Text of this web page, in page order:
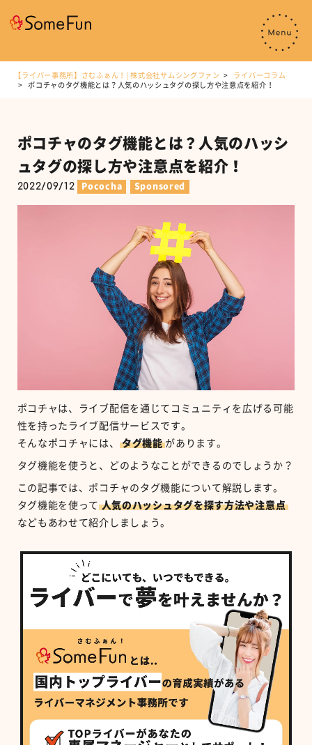
【ライバー事務所】さむふぁん！| 株式会社サムシングファン
ライバーコラム
ポコチャのタグ機能とは？人気のハッシュタグの探し方や注意点を紹介！
ポコチャのタグ機能とは？人気のハッシ
ュタグの探し方や注意点を紹介！
2022/09/12 Pococha Sponsored
ポコチャは、ライブ配信を通じてコミュニティを広げる可能
性を持ったライブ配信サービスです。
そんなポコチャには、
タグ機能 があります。
タグ機能を使うと、どのようなことができるのでしょうか？
この記事では、ポコチャのタグ機能について解説します。
タグ機能を使って 人気のハッシュタグを探す方法や注意点
などもあわせて紹介しましょう。